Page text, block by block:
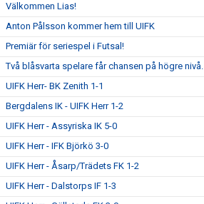
Välkommen Lias!
Anton Pålsson kommer hem till UIFK
Premiär för seriespel i Futsal!
Två blåsvarta spelare får chansen på högre nivå.
UIFK Herr- BK Zenith 1-1
Bergdalens IK - UIFK Herr 1-2
UIFK Herr - Assyriska IK 5-0
UIFK Herr - IFK Björkö 3-0
UIFK Herr - Åsarp/Trädets FK 1-2
UIFK Herr - Dalstorps IF 1-3